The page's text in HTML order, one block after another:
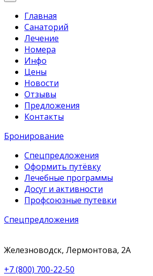
Главная
Санаторий
Лечение
Номера
Инфо
Цены
Новости
Отзывы
Предложения
Контакты
Бронирование
Спецпредложения
Оформить путёвку
Лечебные программы
Досуг и активности
Профсоюзные путевки
Спецпредложения
Железноводск, Лермонтова, 2А
+7 (800) 700-22-50